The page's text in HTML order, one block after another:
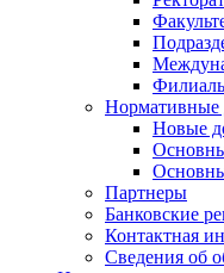
Нормативные
Новые
Партнеры
Банковские
Контактная
Сведения об